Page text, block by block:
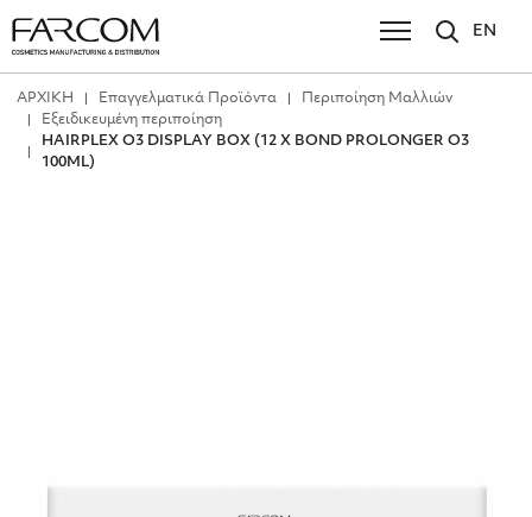
EN
ΑΡΧΙΚΗ Επαγγελματικά Προϊόντα
Περιποίηση Μαλλιών
Εξειδικευμένη περιποίηση
HAIRPLEX O3 DISPLAY BOX (12 X BOND PROLONGER O3
100ML)